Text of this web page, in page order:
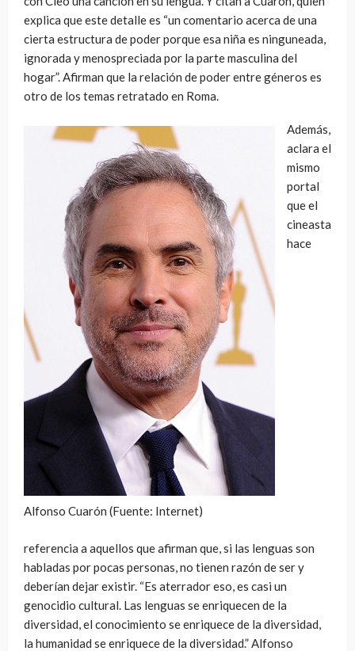
explica que este detalle es “un comentario acerca de una
cierta estructura de poder porque esa niña es ninguneada,
ignorada y menospreciada por la parte masculina del
hogar”. Afirman que la relación de poder entre géneros es
otro de los temas retratado en Roma.
Alfonso Cuarón (Fuente: Internet)
Además,
aclara el
mismo
portal
que el
cineasta
hace
referencia a aquellos que afirman que, si las lenguas son
habladas por pocas personas, no tienen razón de ser y
deberían dejar existir. “Es aterrador eso, es casi un
genocidio cultural. Las lenguas se enriquecen de la
diversidad, el conocimiento se enriquece de la diversidad,
la humanidad se enriquece de la diversidad.” Alfonso